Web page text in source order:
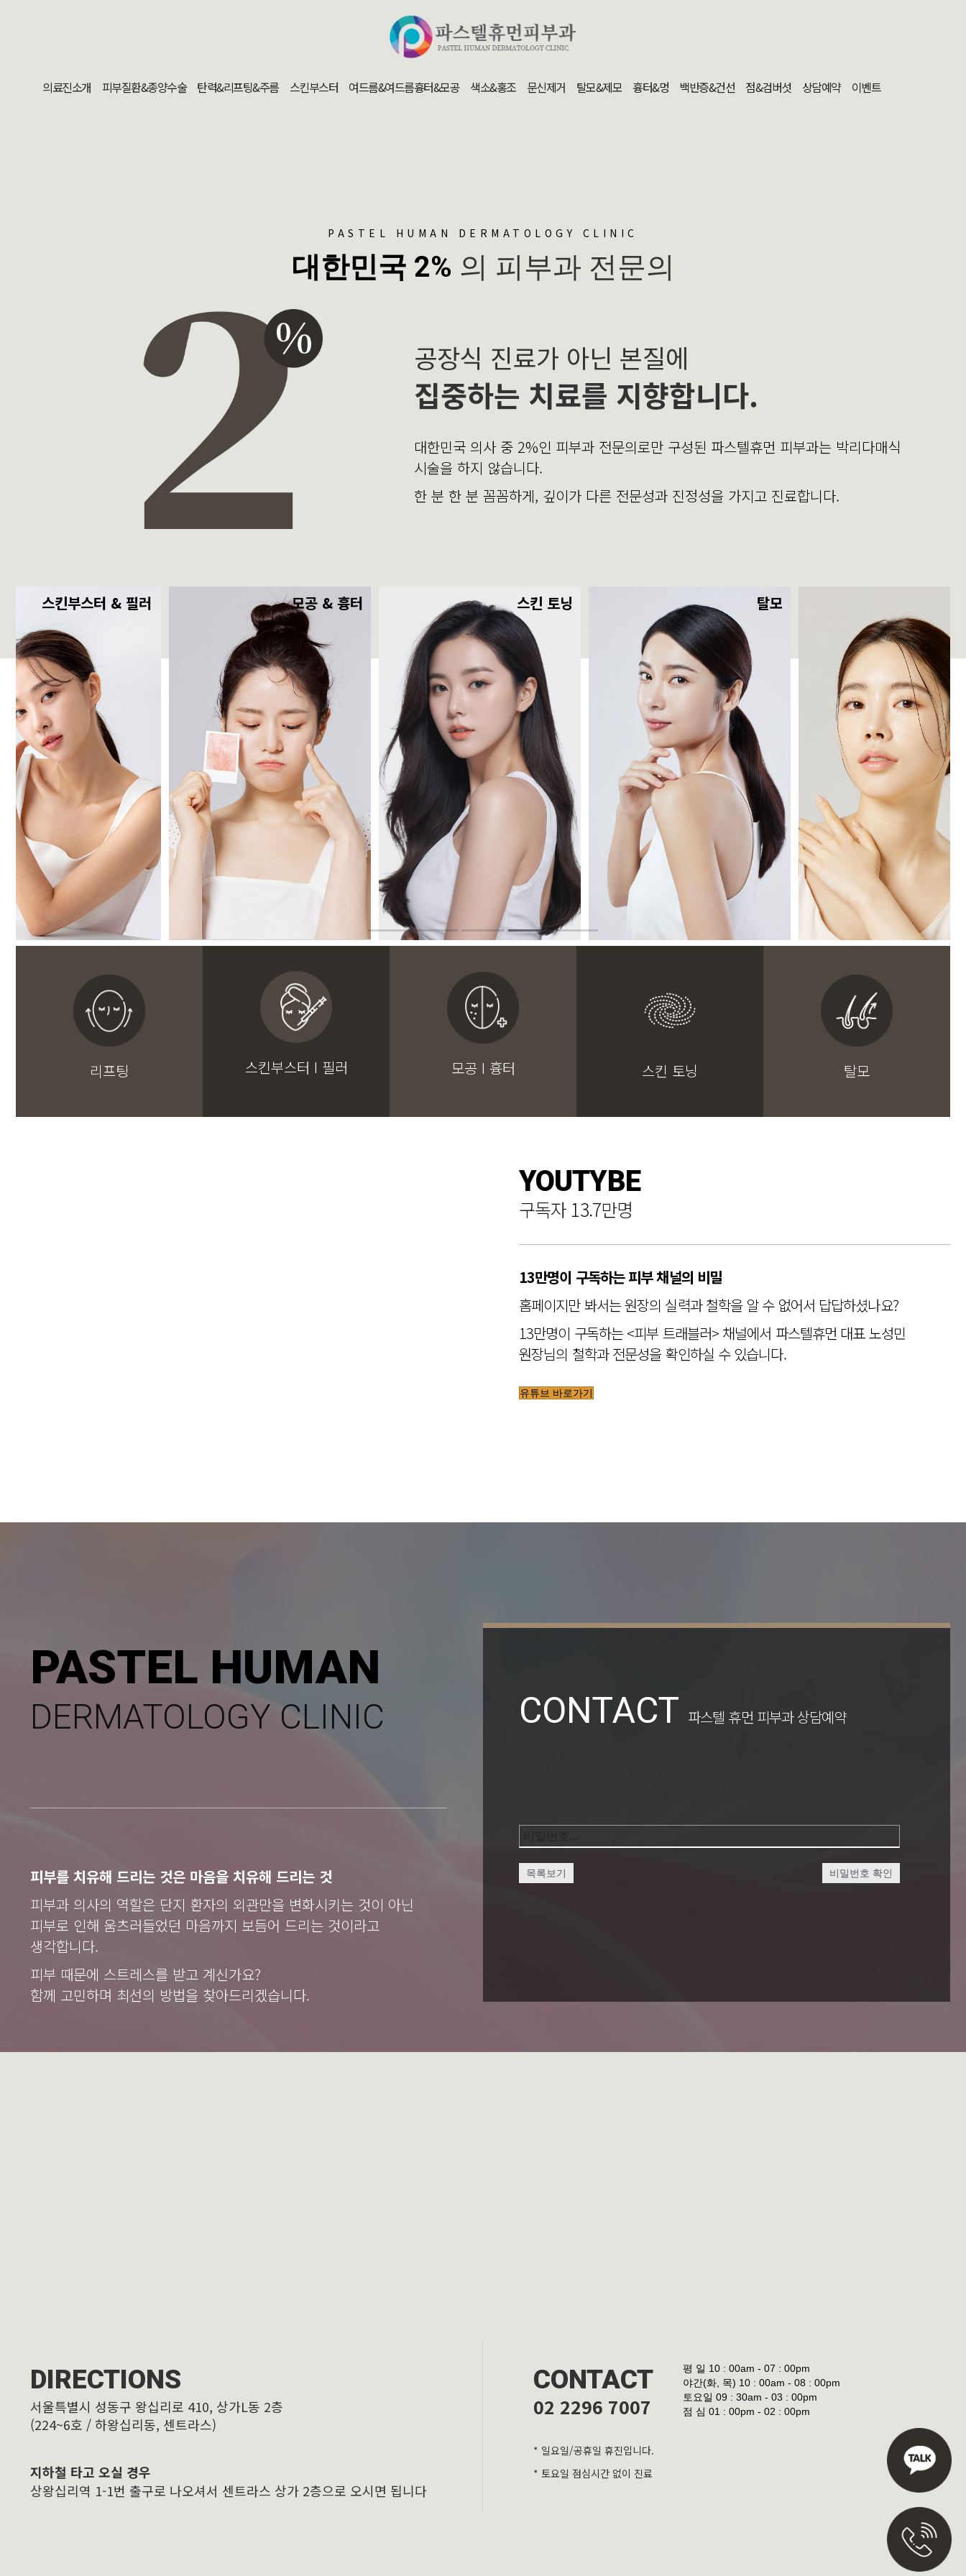
의료진소개 피부질환&종양수술 탄력&리프팅&주름 스킨부스터 여드름&여드름흉터&모공 색소&홍조 문신제거 탈모&제모 흉터&멍 백반증&건선 점&검버섯 상담예약 이벤트
PASTEL HUMAN DERMATOLOGY CLINIC
대한민국 2% 의 피부과 전문의
공장식 진료가 아닌 본질에
집중하는 치료를 지향합니다.
대한민국 의사 중 2%인 피부과 전문의로만 구성된 파스텔휴먼 피부과는 박리다매식
시술을 하지 않습니다.
한 분 한 분 꼼꼼하게, 깊이가 다른 전문성과 진정성을 가지고 진료합니다.
스킨부스터 & 필러 모공 & 흉터 스킨 토닝 탈모
리프팅 스킨부스터 I 필러 모공 I 흉터 스킨 토닝 탈모
YOUTYBE
구독자 13.7만명
13만명이 구독하는 피부 채널의 비밀
홈페이지만 봐서는 원장의 실력과 철학을 알 수 없어서 답답하셨나요?
13만명이 구독하는 <피부 트래블러> 채널에서 파스텔휴먼 대표 노성민
원장님의 철학과 전문성을 확인하실 수 있습니다.
유튜브 바로가기
PASTEL HUMAN
DERMATOLOGY CLINIC
피부를 치유해 드리는 것은 마음을 치유해 드리는 것
피부과 의사의 역할은 단지 환자의 외관만을 변화시키는 것이 아닌
피부로 인해 움츠러들었던 마음까지 보듬어 드리는 것이라고
생각합니다.
피부 때문에 스트레스를 받고 계신가요?
함께 고민하며 최선의 방법을 찾아드리겠습니다.
CONTACT 파스텔 휴먼 피부과 상담예약
목록보기 비밀번호 확인
DIRECTIONS
서울특별시 성동구 왕십리로 410, 상가L동 2층
(224~6호 / 하왕십리동, 센트라스)
지하철 타고 오실 경우
상왕십리역 1-1번 출구로 나오셔서 센트라스 상가 2층으로 오시면 됩니다
CONTACT
02 2296 7007
* 일요일/공휴일 휴진입니다.
* 토요일 점심시간 없이 진료
평 일 10 : 00am - 07 : 00pm
야간(화, 목) 10 : 00am - 08 : 00pm
토요일 09 : 30am - 03 : 00pm
점 심 01 : 00pm - 02 : 00pm